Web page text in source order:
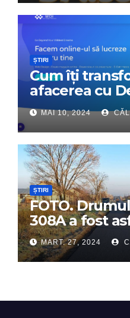
ȘTIRI
Cum îți
afacerea cu
Interactiv –
digital de
MAI 10, 2024
ȘTIRI
FOTO.
308A a fost
MART. 27, 2024